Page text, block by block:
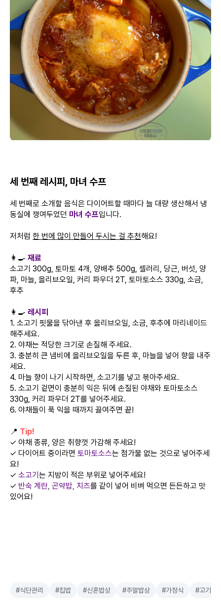
세 번째 레시피, 마녀 수프
세 번째로 소개할 음식은 다이어트할 때마다 늘 대량 생산해서 냉
동실에 쟁여두었던 마녀 수프입니다.
저처럼 한 번에 많이 만들어 두시는 걸 추천해요!
👩‍🍳 재료
소고기 300g, 토마토 4개, 양배추 500g, 셀러리, 당근, 버섯, 양
파, 마늘, 올리브오일, 커리 파우더 2T, 토마토소스 330g, 소금,
후추
👩‍🍳 레시피
1. 소고기 핏물을 닦아낸 후 올리브오일, 소금, 후추에 마리네이드
해주세요.
2. 야채는 적당한 크기로 손질해 주세요.
3. 충분히 큰 냄비에 올리브오일을 두른 후, 마늘을 넣어 향을 내주
세요.
4. 마늘 향이 나기 시작하면, 소고기를 넣고 볶아주세요.
5. 소고기 겉면이 충분히 익은 뒤에 손질된 야채와 토마토소스
330g, 커리 파우더 2T를 넣어주세요.
6. 야채들이 푹 익을 때까지 끓여주면 끝!
📍 Tip!
✓ 야채 종류, 양은 취향껏 가감해 주세요!
✓ 다이어트 중이라면 토마토소스는 첨가물 없는 것으로 넣어주세
요!
✓ 소고기는 지방이 적은 부위로 넣어주세요!
✓ 반숙 계란, 곤약밥, 치즈를 같이 넣어 비벼 먹으면 든든하고 맛
있어요!
#식단관리 #집밥 #신혼밥상 #주말밥상 #가정식 #고기